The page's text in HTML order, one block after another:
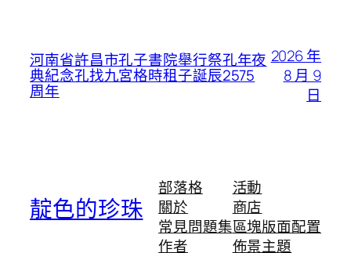
河南省許昌市孔子書院舉行祭孔年夜
典紀念孔找九宮格時租子誕辰2575
周年
2026 年
8 月 9
日
靛色的珍珠
部落格
關於
常見問題集
作者
活動
商店
區塊版面配置
佈景主題